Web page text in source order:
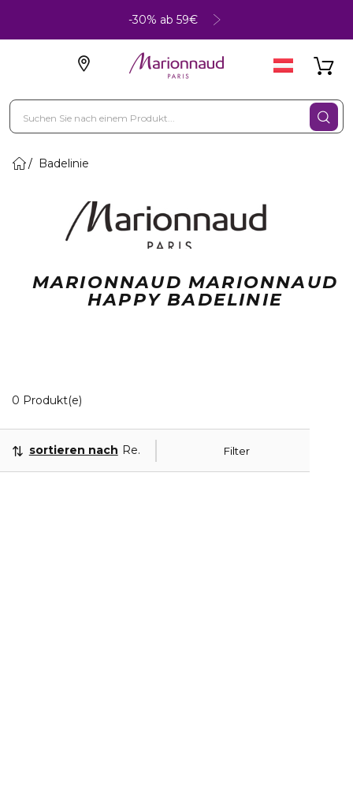
-30% ab 59€
Badelinie
MARIONNAUD MARIONNAUD
HAPPY BADELINIE
0 Produkt(e)
Filter
sortieren nach Relevanz